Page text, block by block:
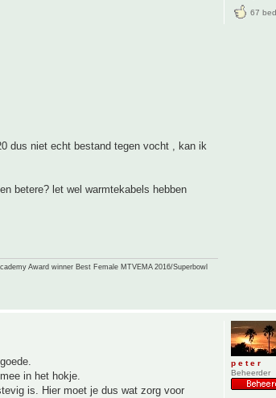
dus niet echt bestand tegen vocht , kan ik
betere? let wel warmtekabels hebben
Award winner Best Female MTVEMA 2016/Superbowl
67
in het hokje.
is. Hier moet je dus wat zorg voor
p e t e r
Beheerder